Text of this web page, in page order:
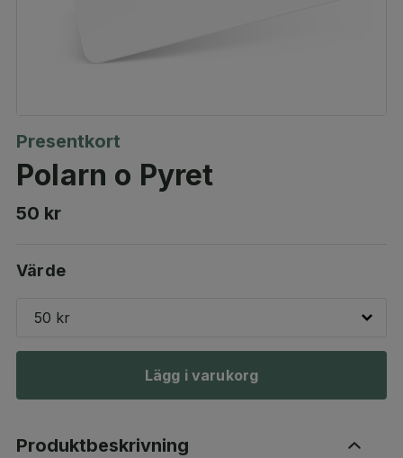
Presentkort
Polarn o Pyret
50 kr
Värde
50 kr
Lägg i varukorg
Produktbeskrivning